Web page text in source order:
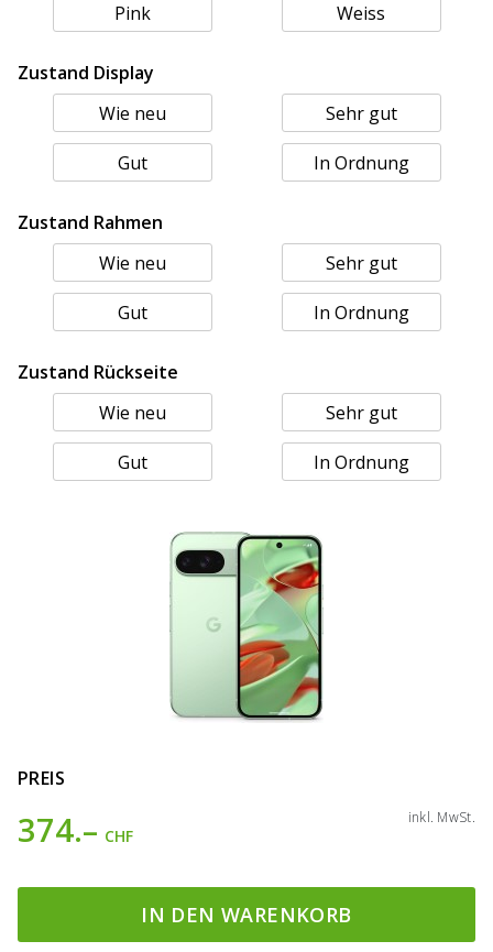
Pink Weiss
Zustand Display
Wie neu
Sehr gut
Gut In Ordnung
Zustand Rahmen
Wie neu
Sehr gut
Gut In Ordnung
Zustand Rückseite
Wie neu
Sehr gut
Gut In Ordnung
PREIS
374.– CHF
inkl. MwSt.
IN DEN WARENKORB